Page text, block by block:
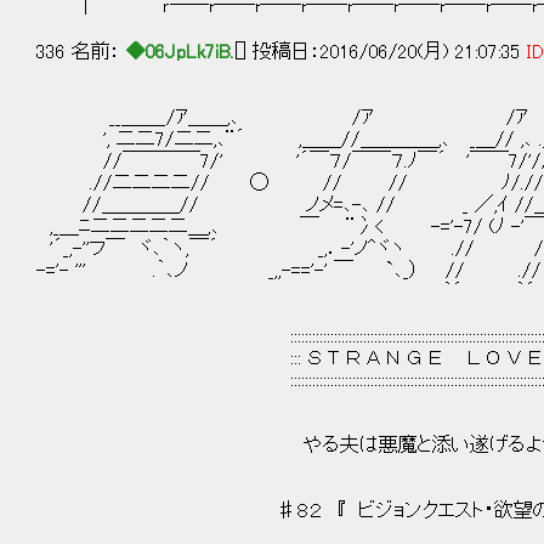
｜ ｒ
336 名前： ◆06JpLk7iB. [] 投稿日：2016/06/20(月) 21:07:35
__＿＿_/ｱ＿＿,
', 二二7/二二,､¨´ ,＿＿//＿＿＿＿,､
//￣￣￣￣7/' '´￣７/￣￣７.ﾉ￣´ '
.//二二二二// ◯ // // ﾉ/.//＝//＝// ＿
//＿＿＿＿// ノメ=､-､ // _ ／,ｲ //＿//＿//
,_＿ﾆ二二二二二＿,､ ￣ ¨冫< -='-7/ (ﾉ -'￣7/
'´_,-''フ￣ ヾ､｀ヽ,￣´ _,．-'ノ
-='- ''' .｀､ノ _,,-=='-' ￣ `､_） // .// `'
::: Ｓ Ｔ Ｒ Ａ Ｎ Ｇ Ｅ Ｌ Ｏ Ｖ Ｅ Ｒ
やる夫は悪魔と添い遂げるよう
♯８２ 『 ビジョンクエスト・欲望の